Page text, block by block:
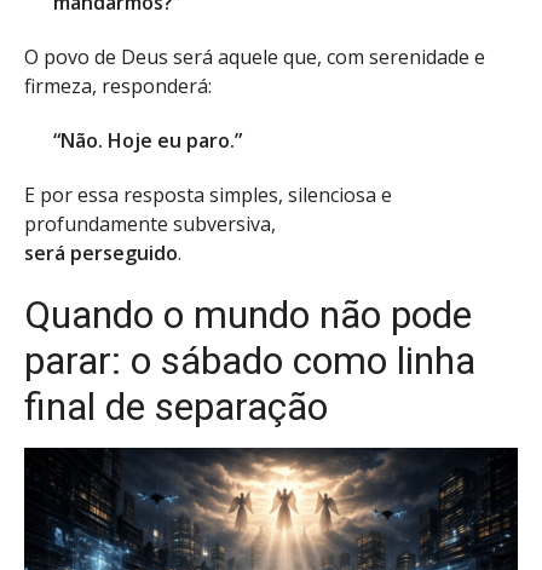
O povo de Deus será aquele que, com serenidade e
firmeza, responderá:
“Não. Hoje eu paro.”
E por essa resposta simples, silenciosa e
profundamente subversiva,
será perseguido.
Quando o mundo não pode
parar: o sábado como linha
final de separação